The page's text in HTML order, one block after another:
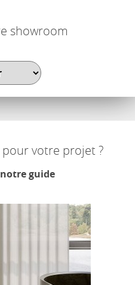
showroom
votre projet ?
guide